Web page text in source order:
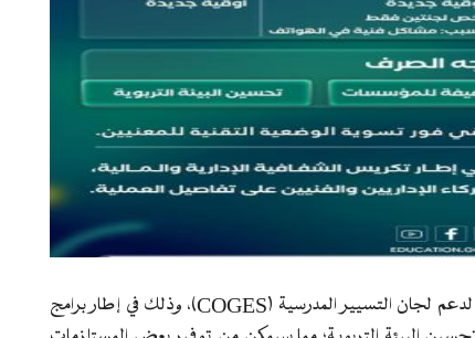
تلقت 772 مدرسة عمومية التحويلات المالية المخصصة لدعم لجان التسيير المدرسية (COGES)، وذلك في إطار برامج